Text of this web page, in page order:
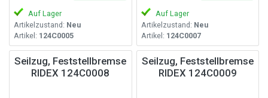
Auf Lager
Artikelzustand: Neu
Artikel: 124C0005
Auf Lager
Artikelzustand: Neu
Artikel: 124C0007
Seilzug, Feststellbremse
RIDEX 124C0008
Seilzug, Feststellbremse
RIDEX 124C0009